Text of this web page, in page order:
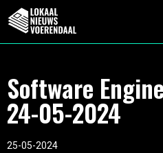
Software
24-05-2024
25-05-2024